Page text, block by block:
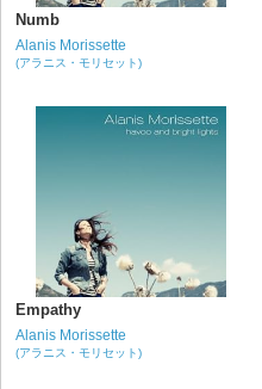
Numb
Alanis Morissette
(アラニス・モリセット)
Empathy
Alanis Morissette
(アラニス・モリセット)